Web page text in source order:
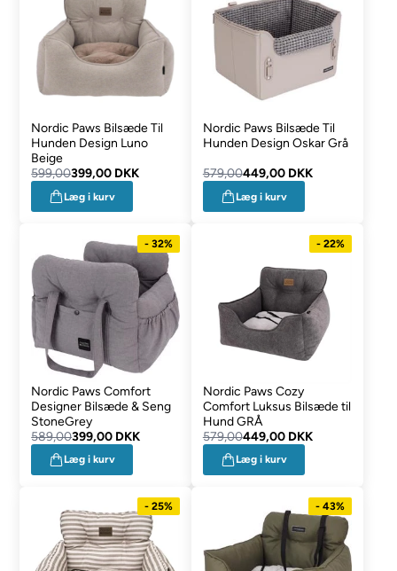
Nordic Paws Bilsæde Til
Hunden Design Luno
Beige
599,00399,00 DKK
Læg i kurv
Nordic Paws Bilsæde Til
Hunden Design Oskar Grå
579,00449,00 DKK
Læg i kurv
- 32%
Nordic Paws Comfort
Designer Bilsæde & Seng
StoneGrey
589,00399,00 DKK
Læg i kurv
- 22%
Nordic Paws Cozy
Comfort Luksus Bilsæde til
Hund GRÅ
579,00449,00 DKK
Læg i kurv
- 25% - 43%